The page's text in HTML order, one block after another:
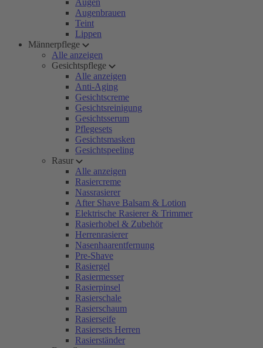
Augen
Augenbrauen
Teint
Lippen
Männerpflege
Alle anzeigen
Gesichtspflege
Alle anzeigen
Anti-Aging
Gesichtscreme
Gesichtsreinigung
Gesichtsserum
Pflegesets
Gesichtsmasken
Gesichtspeeling
Rasur
Alle anzeigen
Rasiercreme
Nassrasierer
After Shave Balsam & Lotion
Elektrische Rasierer & Trimmer
Rasierhobel & Zubehör
Herrenrasierer
Nasenhaarentfernung
Pre-Shave
Rasiergel
Rasiermesser
Rasierpinsel
Rasierschale
Rasierschaum
Rasierseife
Rasiersets Herren
Rasierständer